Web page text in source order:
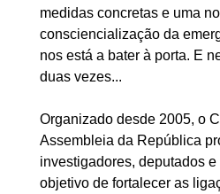
medidas concretas e uma
consciencialização da
nos está a bater à porta. E
duas vezes...
Organizado desde 2005, o
Assembleia da República
investigadores, deputados
objetivo de fortalecer as